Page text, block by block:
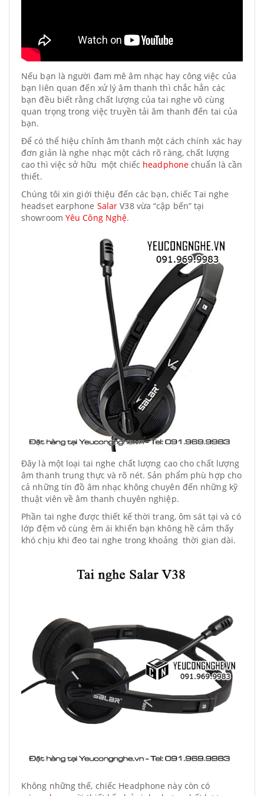
Nếu bạn là người đam mê âm nhạc hay công việc của
bạn liên quan đến xử lý âm thanh thì chắc hẳn các
bạn đều biết rằng chất lượng của tai nghe vô cùng
quan trọng trong việc truyền tải âm thanh đến tai của
bạn.
Để có thể hiệu chỉnh âm thanh một cách chính xác hay
đơn giản là nghe nhạc một cách rõ ràng, chất lượng
cao thì việc sở hữu một chiếc headphone chuẩn là cần
thiết.
Chúng tôi xin giới thiệu đến các bạn, chiếc Tai nghe
headset earphone Salar V38 vừa “cập bến” tại
showroom Yêu Công Nghệ.
Đây là một loại tai nghe chất lượng cao cho chất lượng
âm thanh trung thực và rõ nét. Sản phẩm phù hợp cho
cả những tín đồ âm nhạc không chuyên đến những kỹ
thuật viên về âm thanh chuyên nghiệp.
Phần tai nghe được thiết kế thời trang, ôm sát tại và có
lớp đệm vô cùng êm ái khiến bạn không hề cảm thấy
khó chịu khi đeo tai nghe trong khoảng thời gian dài.
Không những thế, chiếc Headphone này còn có